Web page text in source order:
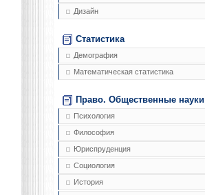
Дизайн
Статистика
Демография
Математическая статистика
Право. Общественные науки
Психология
Философия
Юриспруденция
Социология
История